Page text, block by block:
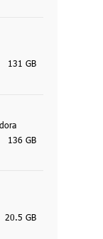
131 GB
136 GB
20.5 GB